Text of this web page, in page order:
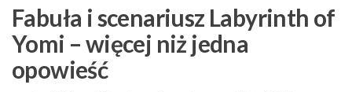
Fabuła i scenariusz Labyrinth of
Yomi – więcej niż jedna
opowieść